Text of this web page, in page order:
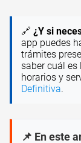
🔗 ¿Y si
app puedes
trámites
saber cuál
horarios y
Definitiva.
📌 En este